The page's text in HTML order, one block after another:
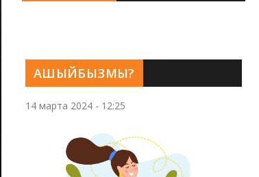
АШЫЙБЫЗМЫ?
14 марта 2024 - 12:25